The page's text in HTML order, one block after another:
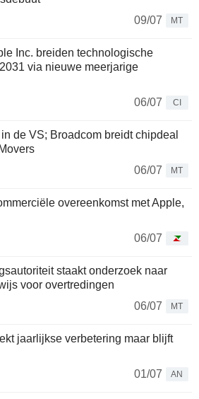
09/07
MT
Inc. breiden technologische
via nieuwe meerjarige
06/07
CI
de VS; Broadcom breidt chipdeal
06/07
MT
overeenkomst met Apple,
06/07
staakt onderzoek naar
voor overtredingen
06/07
MT
jaarlijkse verbetering maar blijft
01/07
AN